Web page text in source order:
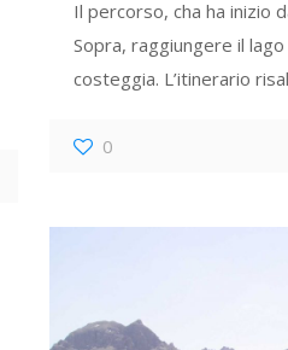
Il percorso, cha ha inizio
Sopra, raggiungere il
costeggia. L’itinerario
0